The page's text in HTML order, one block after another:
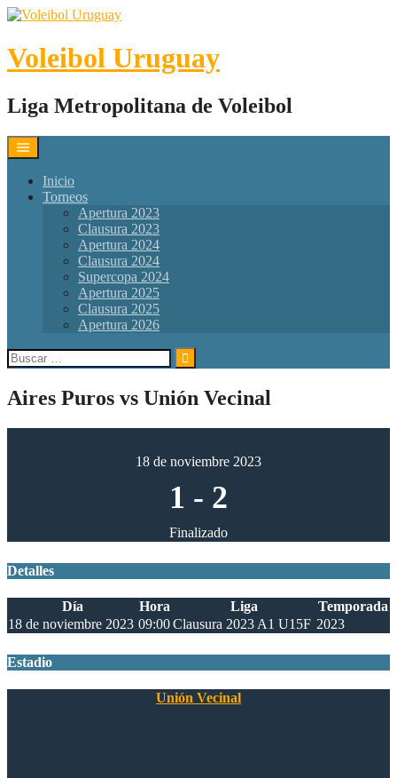
Skip
content
Voleibol Uruguay
Liga Metropolitana de Voleibol
Inicio
Torneos
Apertura 2023
Clausura 2023
Apertura 2024
Clausura 2024
Supercopa 2024
Apertura 2025
Clausura 2025
Apertura 2026
Buscar:
Aires Puros vs Unión Vecinal
18 de noviembre 2023
1 - 2
Finalizado
Detalles
Día Hora Liga
Temporada
18 de noviembre 2023 09:00Clausura 2023 A1 U15F 2023
Estadio
Unión Vecinal